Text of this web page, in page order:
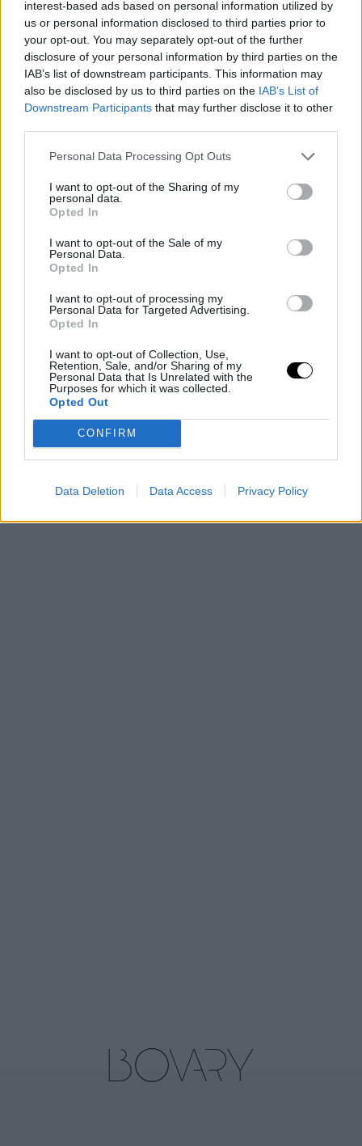
interest-based ads based on personal information utilized by
us or personal information disclosed to third parties prior to
your opt-out. You may separately opt-out of the further
disclosure of your personal information by third parties on the
IAB’s list of downstream participants. This information may
also be disclosed by us to third parties on the IAB’s List of
Downstream Participants that may further disclose it to other
Personal Data Processing Opt Outs
I want to opt-out of the Sharing of my
personal data.
Opted In
I want to opt-out of the Sale of my
Personal Data.
Opted In
I want to opt-out of processing my
Personal Data for Targeted Advertising.
Opted In
I want to opt-out of Collection, Use,
Retention, Sale, and/or Sharing of my
Personal Data that Is Unrelated with the
Purposes for which it was collected.
Opted Out
CONFIRM
Data Deletion Data Access Privacy Policy
ΤΖΟΡΤΖ ΜΑΙΚΛ